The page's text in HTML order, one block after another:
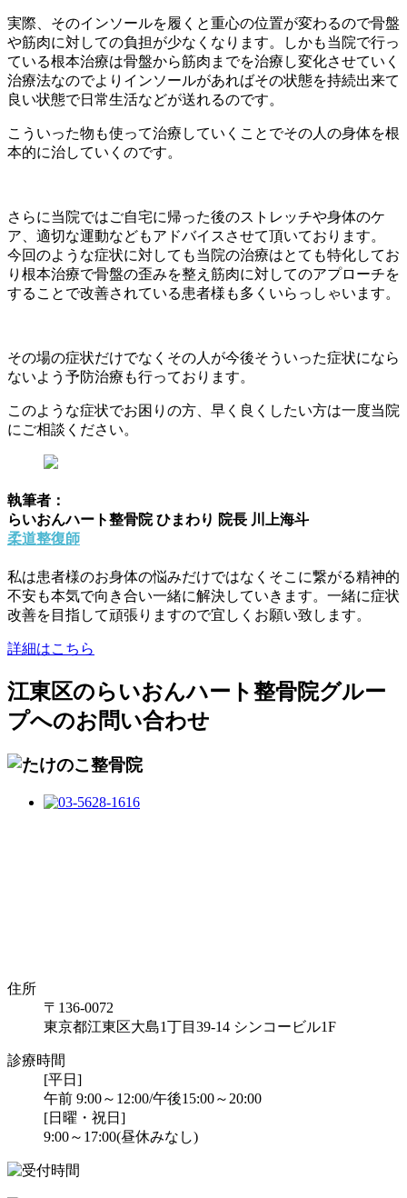
実際、そのインソールを履くと重心の位置が変わるので骨盤
や筋肉に対しての負担が少なくなります。しかも当院で行っ
ている根本治療は骨盤から筋肉までを治療し変化させていく
治療法なのでよりインソールがあればその状態を持続出来て
良い状態で日常生活などが送れるのです。
こういった物も使って治療していくことでその人の身体を根
本的に治していくのです。
さらに当院ではご自宅に帰った後のストレッチや身体のケ
ア、適切な運動などもアドバイスさせて頂いております。
今回のような症状に対しても当院の治療はとても特化してお
り根本治療で骨盤の歪みを整え筋肉に対してのアプローチを
することで改善されている患者様も多くいらっしゃいます。
その場の症状だけでなくその人が今後そういった症状になら
ないよう予防治療も行っております。
このような症状でお困りの方、早く良くしたい方は一度当院
にご相談ください。
執筆者：
らいおんハート整骨院 ひまわり 院長 川上海斗
柔道整復師
私は患者様のお身体の悩みだけではなくそこに繋がる精神的
不安も本気で向き合い一緒に解決していきます。一緒に症状
改善を目指して頑張りますので宜しくお願い致します。
詳細はこちら
江東区のらいおんハート整骨院グルー
プへのお問い合わせ
住所
〒136-0072
東京都江東区大島1丁目39-14 シンコービル1F
診療時間
[平日]
午前 9:00～12:00/午後15:00～20:00
[日曜・祝日]
9:00～17:00(昼休みなし)